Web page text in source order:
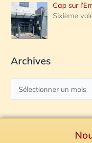
Cap sur
Sixième
Archives